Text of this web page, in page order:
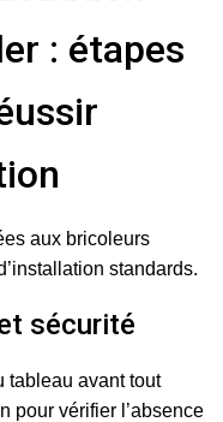
: étapes
aux bricoleurs
standards.
sécurité
tableau avant tout
pour vérifier l’absence